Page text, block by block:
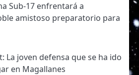
Sub-17 enfrentará a
amistoso preparatorio para
La joven defensa que se ha ido
en Magallanes